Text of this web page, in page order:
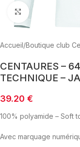
Click to enlarge
Accueil/Boutique club
CENTAURES –
TECHNIQUE –
39.20 €
100% polyamide – Soft
Avec marquage